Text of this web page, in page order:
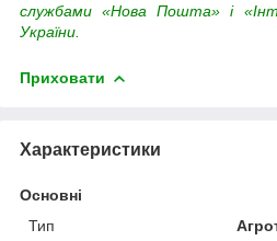
службами «Нова Пошта» і
України.
Приховати
Характеристики
Основні
Тип